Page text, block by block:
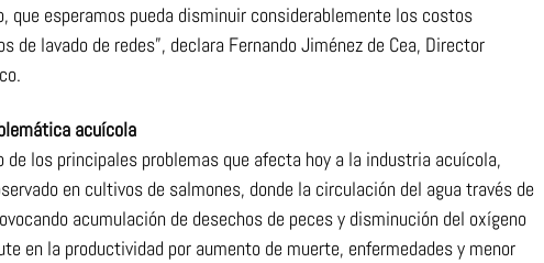
que esperamos pueda disminuir considerablemente los costos
de lavado de redes”, declara Fernando Jiménez de Cea, Director
acuícola
de los principales problemas que afecta hoy a la industria acuícola,
en cultivos de salmones, donde la circulación del agua través de
acumulación de desechos de peces y disminución del oxígeno
en la productividad por aumento de muerte, enfermedades y menor